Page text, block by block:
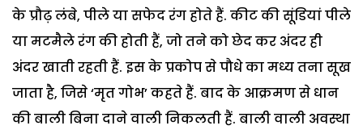
के प्रौढ़ लंबे, पीले या सफेद रंग होते हैं. कीट की सूंडि़यां पीले
या मटमैले रंग की होती हैं, जो तने को छेद कर अंदर ही
अंदर खाती रहती हैं. इस के प्रकोप से पौधे का मध्य तना सूख
जाता है, जिसे ‘मृत गोभ’ कहते हैं. बाद के आक्रमण से धान
की बाली बिना दाने वाली निकलती हैं. बाली वाली अवस्था